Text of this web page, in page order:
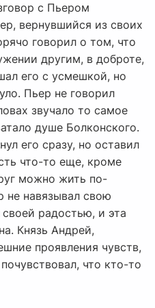
с Пьером
вернувшийся из своих
говорил о том, что
другим, в доброте,
его с усмешкой, но
Пьер не говорил
звучало то самое
душе Болконского.
его сразу, но оставил
что-то еще, кроме
можно жить по-
не навязывал свою
радостью, и эта
Князь Андрей,
проявления чувств,
что кто-то